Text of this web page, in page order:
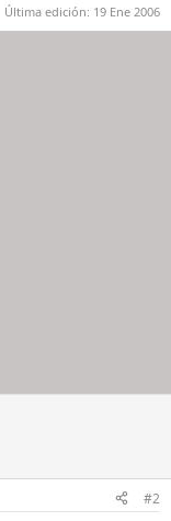
Última edición: 19 Ene 2006
#2